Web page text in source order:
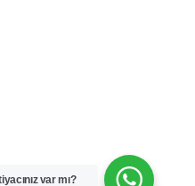
var mı?